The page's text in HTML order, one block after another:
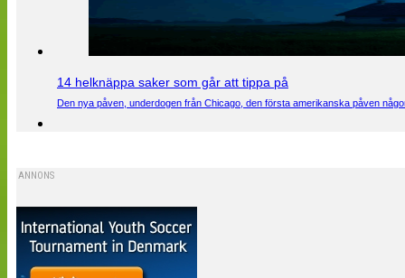
14 helknäppa saker som går att tippa på
Den nya påven, underdogen från Chicago, den första amerikanska påven
ANNONS